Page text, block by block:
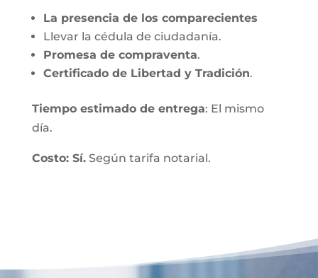
La presencia de los comparecientes
Llevar la cédula de ciudadanía.
Promesa de compraventa.
Certificado de Libertad y Tradición.
Tiempo estimado de entrega: El mismo
día.
Costo: Sí.Según tarifa notarial.